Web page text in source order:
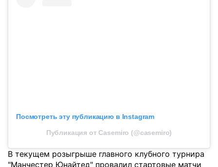
Посмотреть эту публикацию в Instagram
Публикация от Casemiro (@casemiro)
В текущем розыгрыше главного клубного турнира
"Манчестер Юнайтед" провалил стартовые матчи